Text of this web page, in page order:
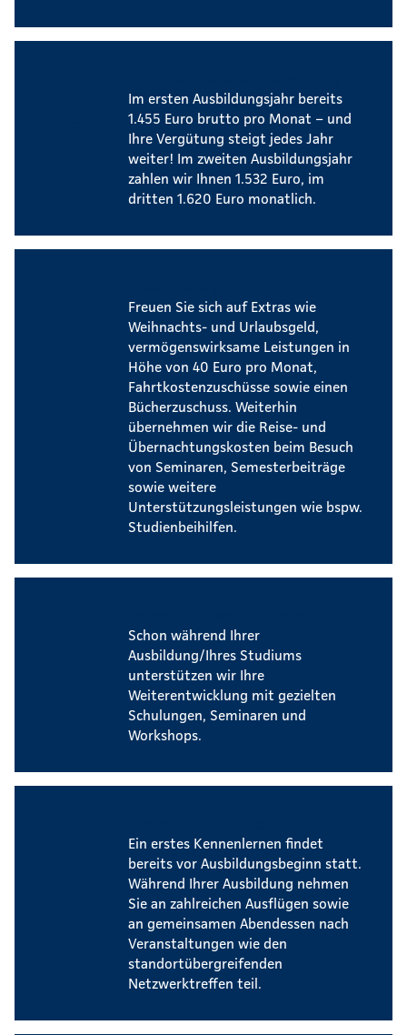
Im ersten Ausbildungsjahr bereits
1.455 Euro brutto pro Monat – und
Ihre Vergütung steigt jedes Jahr
weiter! Im zweiten Ausbildungsjahr
zahlen wir Ihnen 1.532 Euro, im
dritten 1.620 Euro monatlich.
Freuen Sie sich auf Extras wie
Weihnachts- und Urlaubsgeld,
vermögenswirksame Leistungen in
Höhe von 40 Euro pro Monat,
Fahrtkostenzuschüsse sowie einen
Bücherzuschuss. Weiterhin
übernehmen wir die Reise- und
Übernachtungskosten beim Besuch
von Seminaren, Semesterbeiträge
sowie weitere
Unterstützungsleistungen wie bspw.
Studienbeihilfen.
Schon während Ihrer
Ausbildung/Ihres Studiums
unterstützen wir Ihre
Weiterentwicklung mit gezielten
Schulungen, Seminaren und
Workshops.
Ein erstes Kennenlernen findet
bereits vor Ausbildungsbeginn statt.
Während Ihrer Ausbildung nehmen
Sie an zahlreichen Ausflügen sowie
an gemeinsamen Abendessen nach
Veranstaltungen wie den
standortübergreifenden
Netzwerktreffen teil.